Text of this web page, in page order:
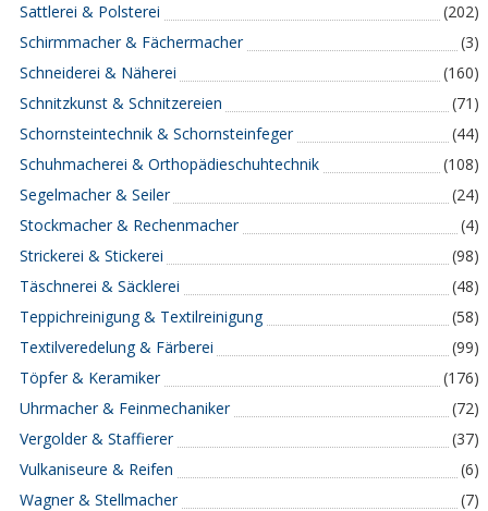
Sattlerei & Polsterei
(202)
Schirmmacher & Fächermacher
(3)
Schneiderei & Näherei
(160)
Schnitzkunst & Schnitzereien
(71)
Schornsteintechnik & Schornsteinfeger
(44)
Schuhmacherei & Orthopädieschuhtechnik
(108)
Segelmacher & Seiler
(24)
Stockmacher & Rechenmacher
(4)
Strickerei & Stickerei
(98)
Täschnerei & Säcklerei
(48)
Teppichreinigung & Textilreinigung
(58)
Textilveredelung & Färberei
(99)
Töpfer & Keramiker
(176)
Uhrmacher & Feinmechaniker
(72)
Vergolder & Staffierer
(37)
Vulkaniseure & Reifen
(6)
Wagner & Stellmacher
(7)